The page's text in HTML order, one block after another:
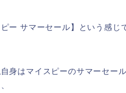
ー サマーセール】という感じ
身はマイスピーのサマーセー